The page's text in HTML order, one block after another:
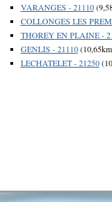
VARANGES - 21110
COLLONGES LES
THOREY EN PLAINE -
GENLIS - 21110
LECHATELET - 21250